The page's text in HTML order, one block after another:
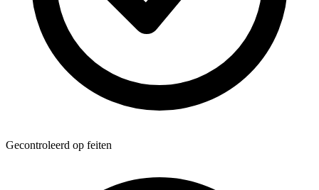
Gecontroleerd op feiten